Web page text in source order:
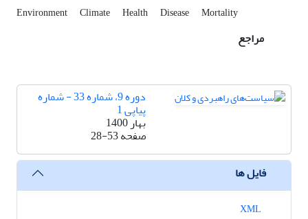
Environment Climate Health Disease Mortality
مراجع
دوره 9، شماره 33 - شماره
پیاپی 1
بهار 1400
صفحه28-53
فایل ها